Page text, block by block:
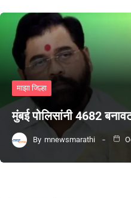
माझा जिल्हा
मुंबई पोलिसांनी 4682
By mnewsmarathi